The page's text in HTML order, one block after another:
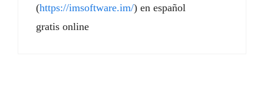
(https://imsoftware.im/) en español
gratis online